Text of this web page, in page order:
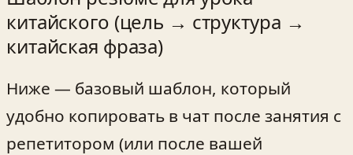
китайского (цель → структура →
китайская фраза)
Ниже — базовый шаблон, который
удобно копировать в чат после занятия с
репетитором (или после вашей